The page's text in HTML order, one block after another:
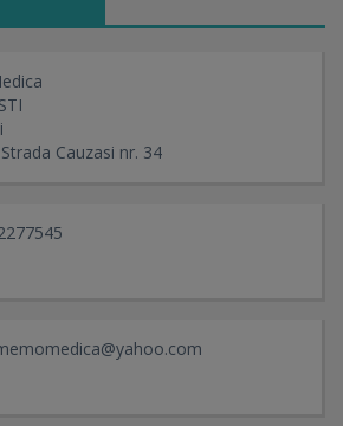
Strada Cauzasi nr. 34